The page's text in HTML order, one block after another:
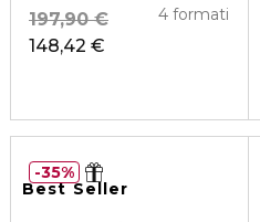
148,42 €
197,90 € 4 formati
Best Seller
35%